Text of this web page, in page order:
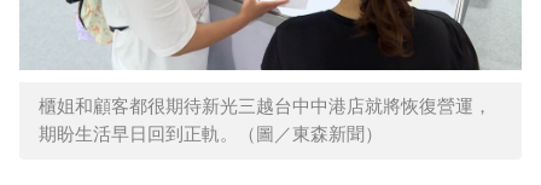
櫃姐和顧客都很期待新光三越台中中港店就將恢復營運，
期盼生活早日回到正軌。（圖／東森新聞）